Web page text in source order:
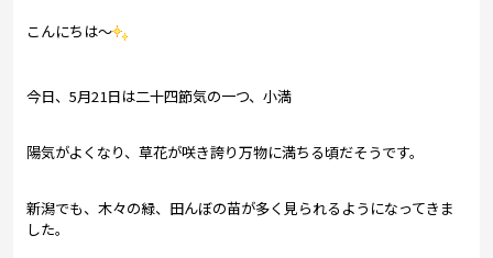
コンテンツ・アプリ
キッズ ケンジュ 愛の募金
会社概要・ビジョン
こんにちは～
今日、5月21日は二十四節気の一つ、小満
陽気がよくなり、草花が咲き誇り万物に満ちる頃だそうです。
新潟でも、木々の緑、田んぼの苗が多く見られるようになってきま
した。